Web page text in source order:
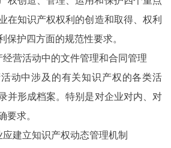
在知识产权权利的创造和取得、权利
保护四方面的规范性要求。
营活动中的文件管理和合同管理
动中涉及的有关知识产权的各类活
并形成档案。特别是对企业对内、对
要求。
建立知识产权动态管理机制